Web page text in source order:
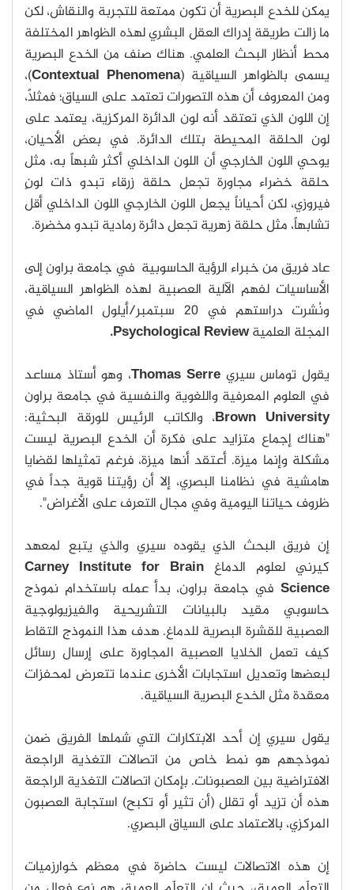
يمكن للخدع البصرية أن تكون ممتعة للتجربة والنقاش، لكن
ما زالت طريقة إدراك العقل البشري لهذه الظواهر المختلفة
محط أنظار البحث العلمي. هناك صنف من الخدع البصرية
يسمى بالظواهر السياقية (Contextual Phenomena)،
ومن المعروف أن هذه التصورات تعتمد على السياق؛ فمثلاً،
إن اللون الذي تعتقد أنه لون الدائرة المركزية، يعتمد على
لون الحلقة المحيطة بتلك الدائرة. في بعض الأحيان،
يوحي اللون الخارجي أن اللون الداخلي أكثر شبهاً به، مثل
حلقة خضراء مجاورة تجعل حلقة زرقاء تبدو ذات لونٍ
فيروزي، لكن أحياناً يجعل اللون الخارجي اللون الداخلي أقل
تشابهاً، مثل حلقة زهرية تجعل دائرة رمادية تبدو مخضرة.
عاد فريق من خبراء الرؤية الحاسوبية في جامعة براون إلى
الأساسيات لفهم الآلية العصبية لهذه الظواهر السياقية،
ونُشرت دراستهم في 20 سبتمبر/أيلول الماضي في
المجلة العلميةPsychological Review.
يقول توماس سيري Thomas Serre
، وهو أستاذ مساعد
في العلوم المعرفية واللغوية والنفسية في جامعة براون
Brown University، والكاتب الرئيس للورقة البحثية:
"هناك إجماع متزايد على فكرة أن الخدع البصرية ليست
مشكلة وإنما ميزة. أعتقد أنها ميزة، فرغم تمثيلها لقضايا
هامشية في نظامنا البصري، إلا أن رؤيتنا قوية جداً في
ظروف حياتنا اليومية وفي مجال التعرف على الأغراض".
إن فريق البحث الذي يقوده سيري والذي يتبع لمعهد
كيرني لعلوم الدماغ Carney Institute for Brain
Science في جامعة براون، بدأ عمله باستخدام نموذج
حاسوبي مقيد بالبيانات التشريحية والفيزيولوجية
العصبية للقشرة البصرية للدماغ. هدف هذا النموذج التقاط
كيف تعمل الخلايا العصبية المجاورة على إرسال رسائل
لبعضها وتعديل استجابات الأخرى عندما تتعرض لمحفزات
معقدة مثل الخدع البصرية السياقية.
يقول سيري إن أحد الابتكارات التي شملها الفريق ضمن
نموذجهم هو نمط خاص من اتصالات التغذية الراجعة
الافتراضية بين العصبونات. بإمكان اتصالات التغذية الراجعة
هذه أن تزيد أو تقلل (أن تثير أو تكبح) استجابة العصبون
المركزي، بالاعتماد على السياق البصري.
إن هذه الاتصالات ليست حاضرة في معظم خوارزميات